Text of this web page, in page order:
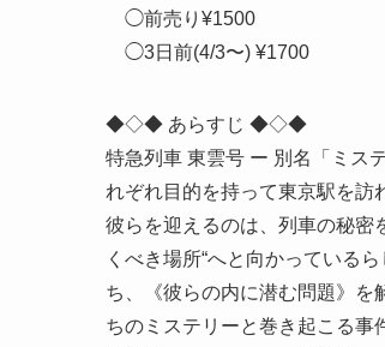
◯前売り¥1500
◯3日前(4/3〜) ¥1700
◆◇◆ あらすじ ◆◇◆
特急列車 東雲号 ー 別名「ミス
れぞれ目的を持って東京駅を訪
彼らを迎えるのは、列車の秘密
くべき場所“へと向かっている
ち、《彼らの内に潜む問題》を
ちのミステリーと巻き起こる事